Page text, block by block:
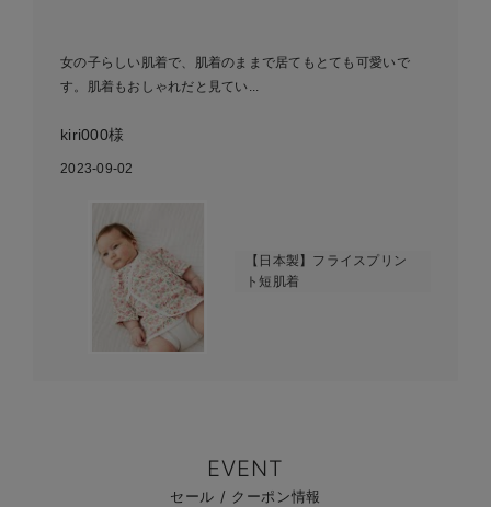
女の子らしい肌着で、肌着のままで居てもとても可愛いで
す。肌着もおしゃれだと見てい...
kiri000様
2023-09-02
【日本製】フライスプリン
ト短肌着
EVENT
セール / クーポン情報